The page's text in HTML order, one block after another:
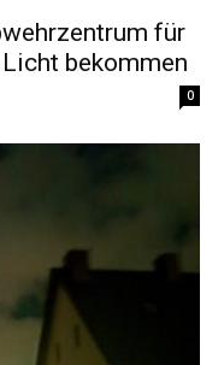
für
bekommen
0